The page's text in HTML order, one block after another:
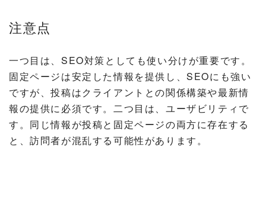
注意点
一つ目は、SEO対策としても使い分けが重要です。
固定ページは安定した情報を提供し、SEOにも強い
ですが、投稿はクライアントとの関係構築や最新情
報の提供に必須です。二つ目は、ユーザビリティで
す。同じ情報が投稿と固定ページの両方に存在する
と、訪問者が混乱する可能性があります。